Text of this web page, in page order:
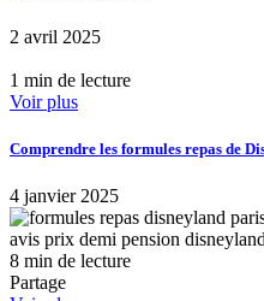
2 avril 2025
1 min de lecture
Voir plus
Comprendre les formules repas de
4 janvier 2025
8 min de lecture
Partage